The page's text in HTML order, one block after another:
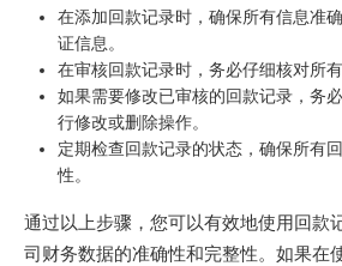
在添加回款记录时，确保所有信息准
证信息。
在审核回款记录时，务必仔细核对所
如果需要修改已审核的回款记录，务
行修改或删除操作。
定期检查回款记录的状态，确保所有
性。
通过以上步骤，您可以有效地使用回款
司财务数据的准确性和完整性。如果在